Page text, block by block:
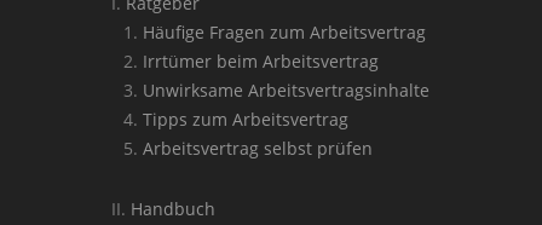
Häufige Fragen zum Arbeitsvertrag
Irrtümer beim Arbeitsvertrag
Unwirksame Arbeitsvertragsinhalte
Tipps zum Arbeitsvertrag
Arbeitsvertrag selbst prüfen
Handbuch